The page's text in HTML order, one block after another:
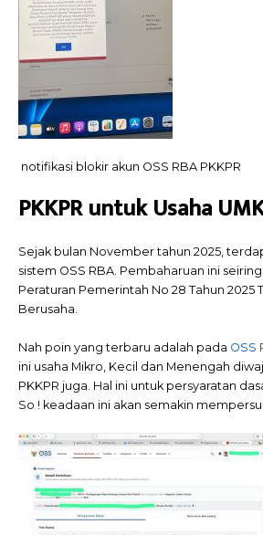
notifikasi blokir akun OSS RBA PKKPR
PKKPR untuk Usaha
Sejak bulan November tahun 2025,
sistem OSS RBA. Pembaharuan ini
Peraturan Pemerintah No 28 Tahun 2025
Berusaha.
Nah poin yang terbaru adalah pada OSS
ini usaha Mikro, Kecil dan Menengah
PKKPR juga. Hal ini untuk persyaratan
So ! keadaan ini akan semakin